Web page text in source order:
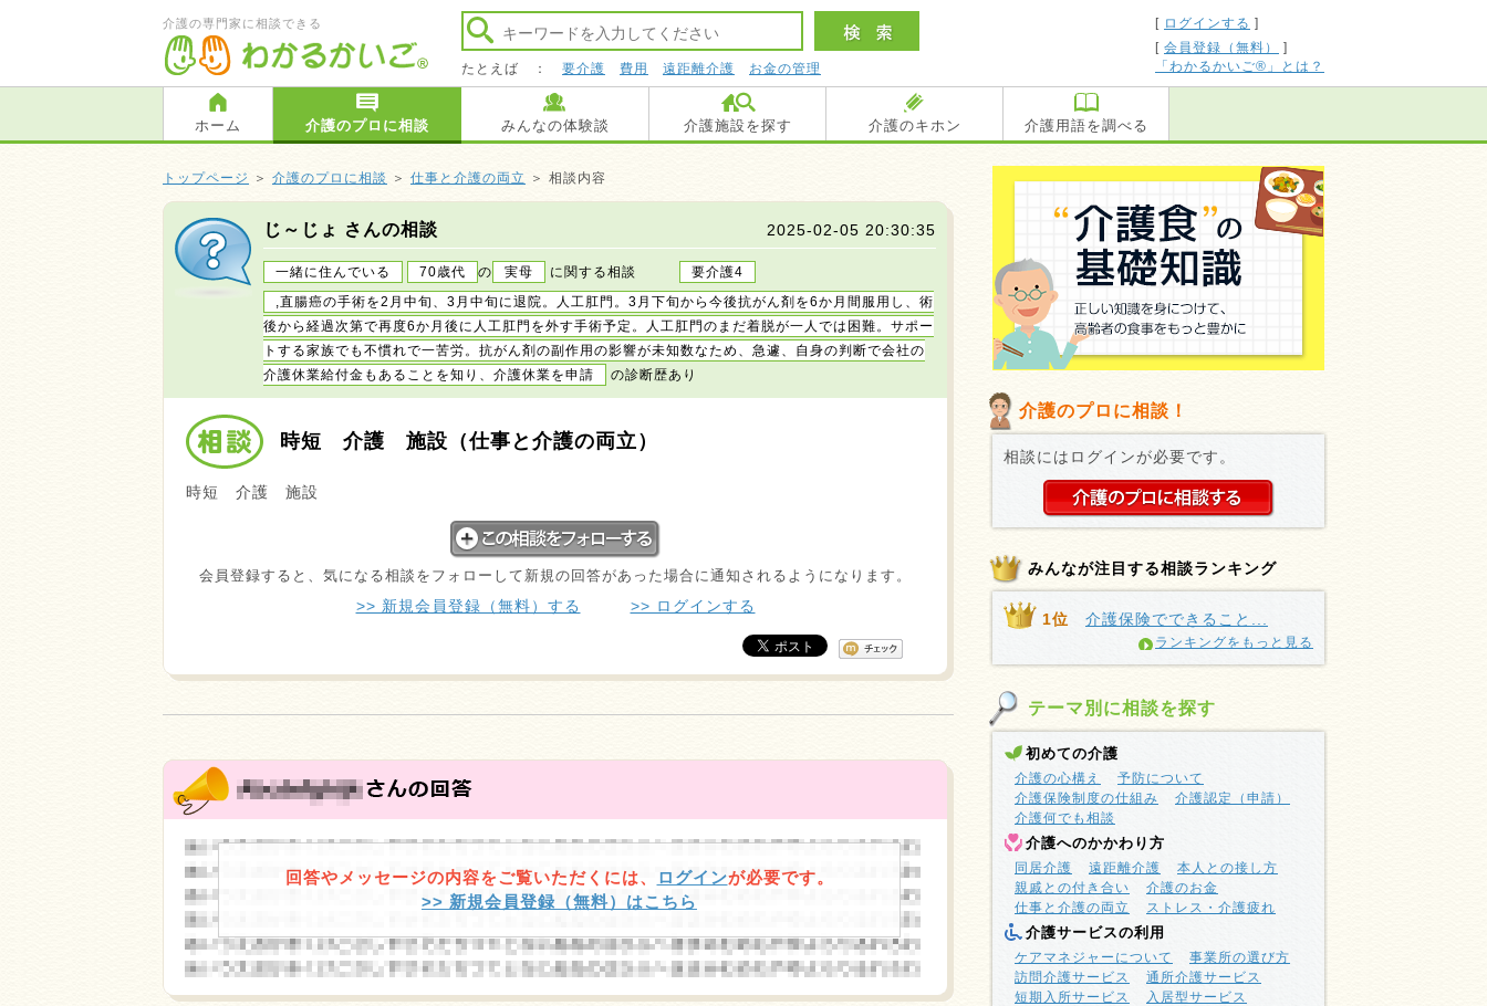
介護の専門家に相談できる
たとえば ： 要介護 費用 遠距離介護 お金の管理
[ ログインする ]
[ 会員登録（無料）
]
「わかるかいご®」とは？
ホーム 介護のプロに相談 みんなの体験談 介護施設を探す 介護のキホン 介護用語を調べる
トップページ ＞ 介護のプロに相談 ＞ 仕事と介護の両立 ＞ 相談内容
じ～じょ さんの相談 2025-02-05 20:30:35
一緒に住んでいる 70歳代 の 実母 に関する相談
要介護4
,直腸癌の手術を2月中旬、3月中旬に退院。人工肛門。3月下旬から今後抗がん剤を6か月間服用し、術
後から経過次第で再度6か月後に人工肛門を外す手術予定。人工肛門のまだ着脱が一人では困難。サポー
トする家族でも不慣れで一苦労。抗がん剤の副作用の影響が未知数なため、急遽、自身の判断で会社の
介護休業給付金もあることを知り、介護休業を申請
の診断歴あり
時短 介護 施設（仕事と介護の両立）
時短 介護 施設
会員登録すると、気になる相談をフォローして新規の回答があった場合に通知されるようになります。
>> 新規会員登録（無料）する >> ログインする
回答やメッセージの内容をご覧いただくには、 ログインが必要です。
>> 新規会員登録（無料）はこちら
介護のプロに相談！
相談にはログインが必要です。
みんなが注目する相談ランキング
1位 介護保険でできること...
ランキングをもっと見る
テーマ別に相談を探す
初めての介護
介護の心構え
予防について
介護保険制度の仕組み
介護認定（申請）
介護何でも相談
介護へのかかわり方
同居介護 遠距離介護
本人との接し方
親戚との付き合い
介護のお金
仕事と介護の両立
ストレス・介護疲れ
介護サービスの利用
ケアマネジャーについて
事業所の選び方
訪問介護サービス
通所介護サービス
短期入所サービス
入居型サービス